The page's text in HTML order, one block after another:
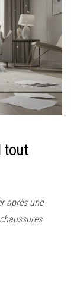
tout
après une